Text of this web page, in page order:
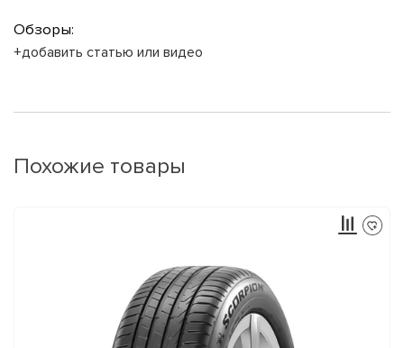
Обзоры:
+добавить статью или видео
Похожие товары